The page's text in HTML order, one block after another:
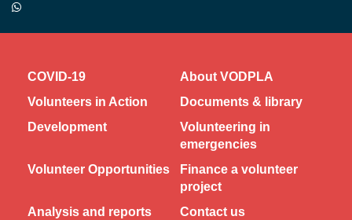
COVID-19
About VODPLA
Volunteers in Action
Documents & library
Development
Volunteering in
emergencies
Volunteer Opportunities
Finance a volunteer
project
Analysis and reports
Contact us